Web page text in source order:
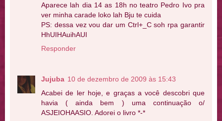
Aparece lah dia 14 as 18h no teatro Pedro Ivo pra
ver minha carade loko lah Bju te cuida
PS: dessa vez vou dar um Ctrl+_C soh rpa garantir
HhUIHAuihAUI
Responder
Jujuba 10 de dezembro de 2009 às 15:43
Acabei de ler hoje, e graças a você descobri que
havia ( ainda bem ) uma continuação o/
ASJEIOHAASIO. Adorei o livro *-*